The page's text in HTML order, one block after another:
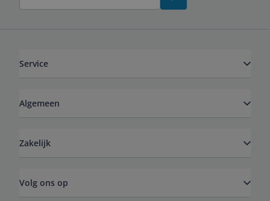
Service
Algemeen
Zakelijk
Volg ons op